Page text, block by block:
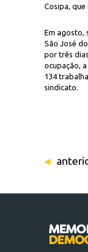
Cosipa,
Em agosto,
São José
por três
ocupação,
134
sindicato.